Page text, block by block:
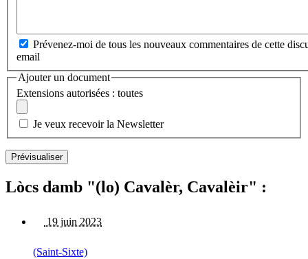
Prévenez-moi de tous les nouveaux commentaires de cette
email
Ajouter un document
Extensions autorisées : toutes
Je veux recevoir la Newsletter
Lòcs damb "(lo) Cavalèr, Cavalèir" :
19 juin 2023
(Saint-Sixte)